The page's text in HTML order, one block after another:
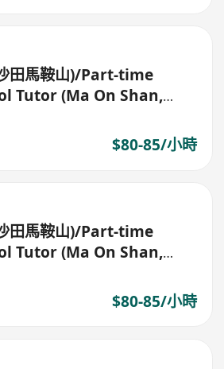
田馬鞍山)/Part-time
Tutor (Ma On Shan,
$80-85/小時
田馬鞍山)/Part-time
Tutor (Ma On Shan,
$80-85/小時